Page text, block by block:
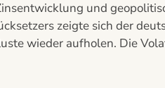
und
zeigte sich der
wieder aufholen. Die